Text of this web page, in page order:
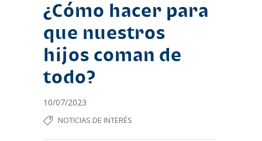
¿Cómo hacer para
que nuestros
hijos coman de
todo?
10/07/2023
NOTICIAS DE INTERÉS